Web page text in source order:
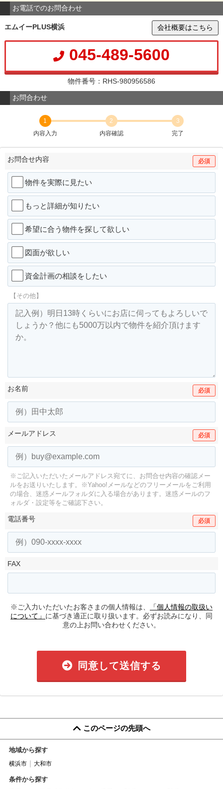
お電話でのお問合わせ
エムイーPLUS横浜 会社概要はこちら
045-489-5600
物件番号：RHS-980956586
お問合わせ
1
内容入力
2
内容確認
3
完了
お問合せ内容 必須
物件を実際に見たい
もっと詳細が知りたい
希望に合う物件を探して欲しい
図面が欲しい
資金計画の相談をしたい
【その他】
お名前 必須
メールアドレス 必須
※ご記入いただいたメールアドレス宛てに、お問合せ内容の確認メー
ルをお送りいたします。
※Yahoo!メールなどのフリーメールをご利用
の場合、迷惑メールフォルダに入る場合があります。 迷惑メールのフ
ォルダ・設定等をご確認下さい。
電話番号 必須
FAX
※ご入力いただいたお客さまの個人情報は、
「個人情報の取扱い
について」 に基づき適正に取り扱います。必ずお読みになり、同
意の上お問い合わせください。
同意して送信する
このページの先頭へ
地域から探す
横浜市 大和市
条件から探す